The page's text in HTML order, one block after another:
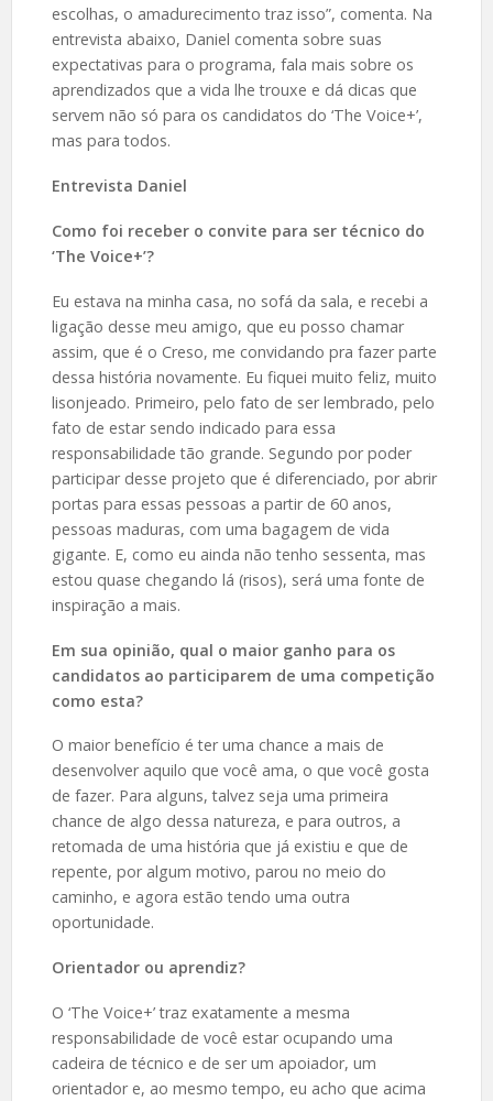
escolhas, o amadurecimento traz isso”, comenta. Na
entrevista abaixo, Daniel comenta sobre suas
expectativas para o programa, fala mais sobre os
aprendizados que a vida lhe trouxe e dá dicas que
servem não só para os candidatos do ‘The Voice+’,
mas para todos.
Entrevista Daniel
Como foi receber o convite para ser técnico do
‘The Voice+’?
Eu estava na minha casa, no sofá da sala, e recebi a
ligação desse meu amigo, que eu posso chamar
assim, que é o Creso, me convidando pra fazer parte
dessa história novamente. Eu fiquei muito feliz, muito
lisonjeado. Primeiro, pelo fato de ser lembrado, pelo
fato de estar sendo indicado para essa
responsabilidade tão grande. Segundo por poder
participar desse projeto que é diferenciado, por abrir
portas para essas pessoas a partir de 60 anos,
pessoas maduras, com uma bagagem de vida
gigante. E, como eu ainda não tenho sessenta, mas
estou quase chegando lá (risos), será uma fonte de
inspiração a mais.
Em sua opinião, qual o maior ganho para os
candidatos ao participarem de uma competição
como esta?
O maior benefício é ter uma chance a mais de
desenvolver aquilo que você ama, o que você gosta
de fazer. Para alguns, talvez seja uma primeira
chance de algo dessa natureza, e para outros, a
retomada de uma história que já existiu e que de
repente, por algum motivo, parou no meio do
caminho, e agora estão tendo uma outra
oportunidade.
Orientador ou aprendiz?
O ‘The Voice+’ traz exatamente a mesma
responsabilidade de você estar ocupando uma
cadeira de técnico e de ser um apoiador, um
orientador e, ao mesmo tempo, eu acho que acima